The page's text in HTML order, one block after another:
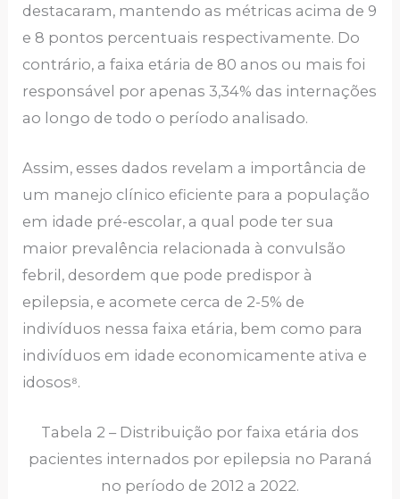
destacaram, mantendo as métricas acima de 9
e 8 pontos percentuais respectivamente. Do
contrário, a faixa etária de 80 anos ou mais foi
responsável por apenas 3,34% das internações
ao longo de todo o período analisado.
Assim, esses dados revelam a importância de
um manejo clínico eficiente para a população
em idade pré-escolar, a qual pode ter sua
maior prevalência relacionada à convulsão
febril, desordem que pode predispor à
epilepsia, e acomete cerca de 2-5% de
indivíduos nessa faixa etária, bem como para
indivíduos em idade economicamente ativa e
idosos⁸.
Tabela 2 – Distribuição por faixa etária dos
pacientes internados por epilepsia no Paraná
no período de 2012 a 2022.